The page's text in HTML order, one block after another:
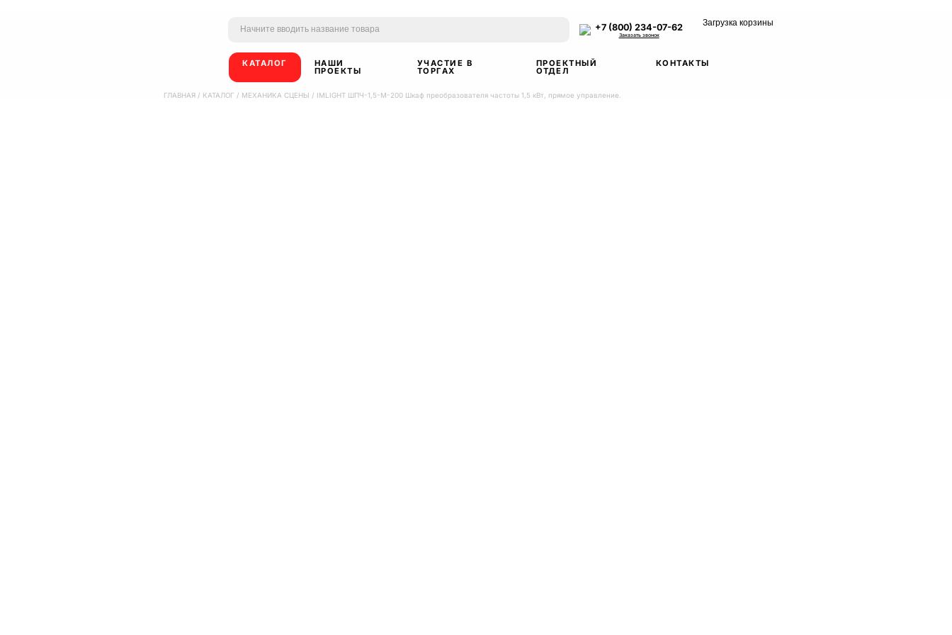
+7 (800) 234-07-62
Заказать звонок
Загрузка корзины
КАТАЛОГ НАШИ
ПРОЕКТЫ
УЧАСТИЕ В
ТОРГАХ
ПРОЕКТНЫЙ
ОТДЕЛ
КОНТАКТЫ
ГЛАВНАЯ / КАТАЛОГ / МЕХАНИКА СЦЕНЫ / IMLIGHT ШПЧ-1,5-M-200 Шкаф преобразователя частоты 1,5 кВт, прямое управление.